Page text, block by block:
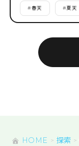
#春天 #夏天
HOME 探索